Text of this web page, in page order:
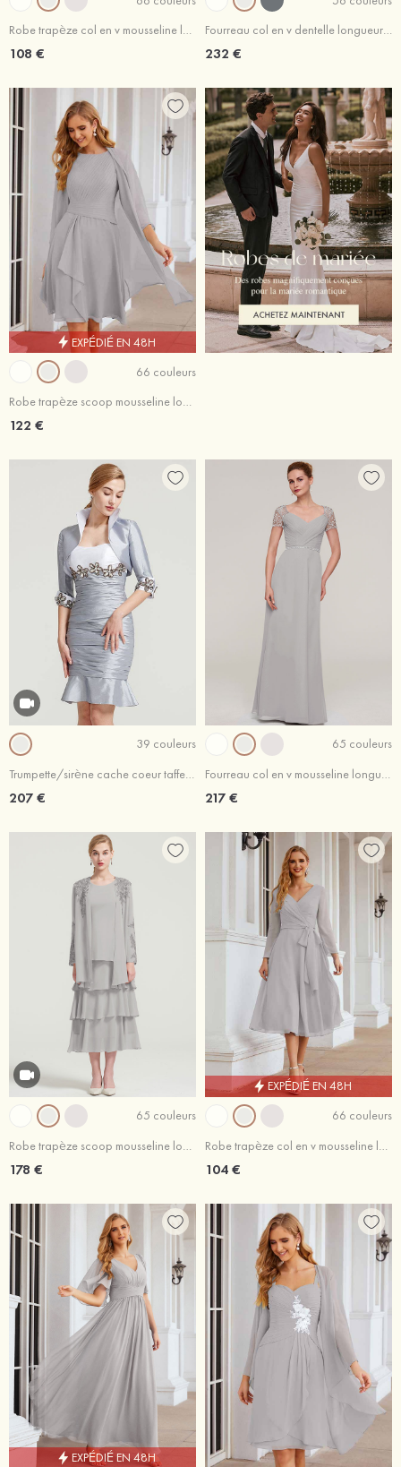
Robe trapèze col en v mousseline longueur cheville robe de mère de la mariée avec plissé ceintures
108 €
Fourreau col en v dentelle longueur ras du sol robe de mère de la mariée avec appliqué paillettes
232 €
EXPÉDIÉ EN 48H
66 couleurs
Robe trapèze scoop mousseline longueur genou robe de mère de la mariée avec plissé veste
122 €
39 couleurs
207 €
65 couleurs
217 €
65 couleurs
Robe trapèze scoop mousseline longueur mollet robe de mère de la mariée avec appliqué volants veste
178 €
EXPÉDIÉ EN 48H
66 couleurs
Robe trapèze col en v mousseline longueur mollet robe de mère de la mariée avec plissé
104 €
EXPÉDIÉ EN 48H